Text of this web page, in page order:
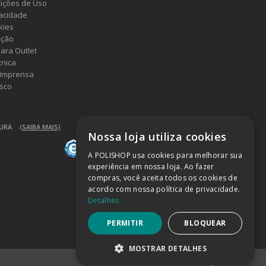
de Uso
Outlet
(SAIBA MAIS)
Nossa loja utiliza cookies
A POLISHOP usa cookies para melhorar sua
experiência em nossa loja. Ao fazer
compras, você aceita todos os cookies de
acordo com nossa política de privacidade.
Detalhes
PERMITIR BLOQUEAR
MOSTRAR DETALHES